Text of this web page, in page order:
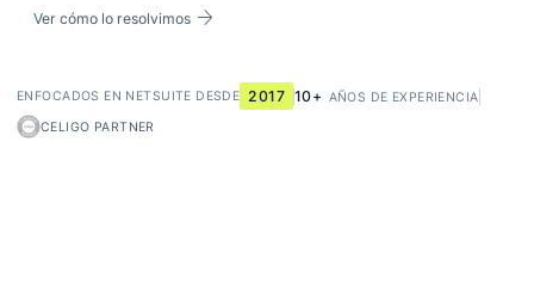
Ver cómo lo resolvimos arrow_forward
ENFOCADOS EN NETSUITE DESDE 2017 10+ AÑOS DE EXPERIENCIA
CELIGO PARTNER